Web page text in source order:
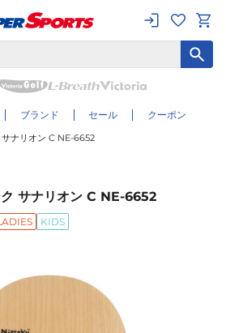
ブランド セール クーポン
ナリオン C NE-6652
サナリオン C NE-6652
KIDS